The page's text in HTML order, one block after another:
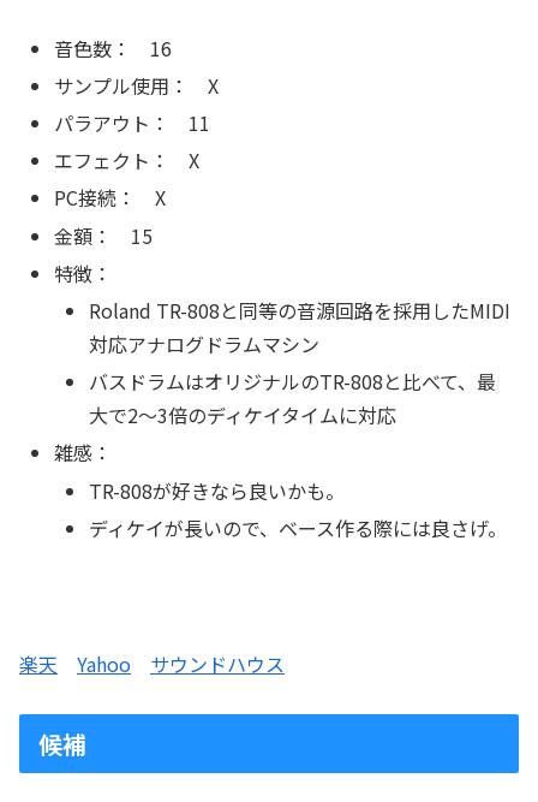
音色数： 16
サンプル使用： X
パラアウト： 11
エフェクト： X
PC接続： X
金額： 15
特徴：
Roland TR-808と同等の音源回路を採用したMIDI
対応アナログドラムマシン
バスドラムはオリジナルのTR-808と比べて、最
大で2～3倍のディケイタイムに対応
雑感：
TR-808が好きなら良いかも。
ディケイが長いので、ベース作る際には良さげ。
楽天 Yahoo サウンドハウス
候補